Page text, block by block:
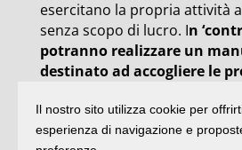
esercitano la propria attività
senza scopo di lucro. In
potranno realizzare un
destinato ad accogliere le
ciascuno, fino a un massimo
quadraticomplessivi per
Il nostro sito utilizza cookie per
esperienza di navigazione e